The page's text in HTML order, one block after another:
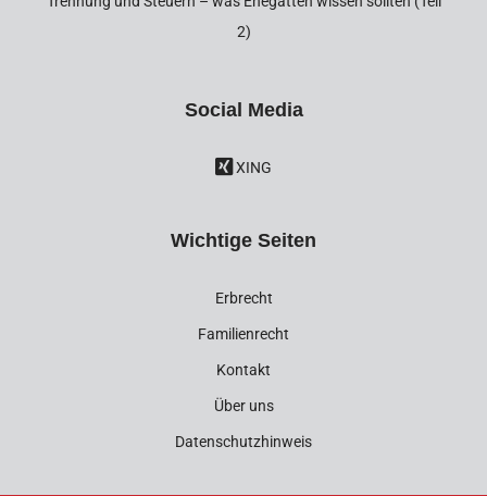
2)
Social Media
XING
Wichtige Seiten
Erbrecht
Familienrecht
Kontakt
Über uns
Datenschutzhinweis